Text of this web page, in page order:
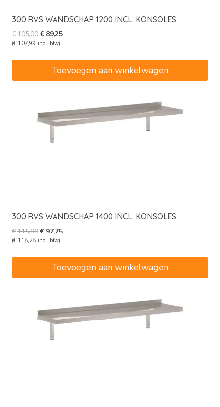
300 RVS WANDSCHAP 1200 INCL. KONSOLES
€105,00Oorspronkelijke
prijs
€105,00.
€ 89,25Huidige
(€ 107,99 incl. btw)
Toevoegen aan winkelwagen
300 RVS WANDSCHAP 1400 INCL. KONSOLES
€115,00Oorspronkelijke
prijs
€115,00.
€ 97,75Huidige
(€ 118,28 incl. btw)
Toevoegen aan winkelwagen